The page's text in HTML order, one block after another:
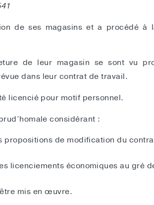
de ses magasins et a procédé à
de leur magasin se sont vu
dans leur contrat de travail.
licencié pour motif personnel.
considérant :
propositions de modification du
licenciements économiques au gré
mis en œuvre.